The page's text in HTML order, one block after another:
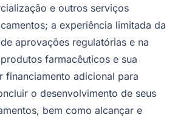
e outros serviços
a experiência limitada da
aprovações regulatórias e na
farmacêuticos e sua
financiamento adicional para
o desenvolvimento de seus
bem como alcançar e